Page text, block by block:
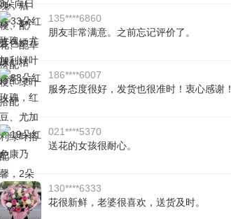
135****6860
朋友非常满意。之前忘记评价了。
186****6007
服务态度很好，发货也很准时！衷心感谢！
021****5370
送花的女孩很耐心。
130****6333
花很新鲜，老婆很喜欢，送货及时。